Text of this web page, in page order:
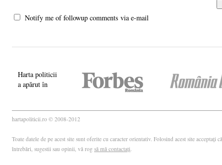
Notify me of followup comments via e-mail
Harta politicii
a apărut în
hartapoliticii.ro © 2008-2012
Toate datele de pe acest site sunt oferite cu caracter orientativ. Folosind acest site
întrebări, sugestii sau opinii, vă rog să mă contactați.